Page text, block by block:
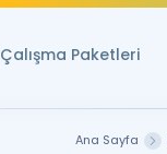
Çalışma Paketleri
Ana Sayfa